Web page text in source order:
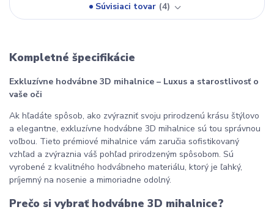
Súvisiaci tovar 4
Kompletné špecifikácie
Exkluzívne hodvábne 3D mihalnice – Luxus a starostlivosť o
vaše oči
Ak hľadáte spôsob, ako zvýrazniť svoju prirodzenú krásu štýlovo
a elegantne, exkluzívne hodvábne 3D mihalnice sú tou správnou
voľbou. Tieto prémiové mihalnice vám zaručia sofistikovaný
vzhľad a zvýraznia váš pohľad prirodzeným spôsobom. Sú
vyrobené z kvalitného hodvábneho materiálu, ktorý je ľahký,
príjemný na nosenie a mimoriadne odolný.
Prečo si vybrať hodvábne 3D mihalnice?